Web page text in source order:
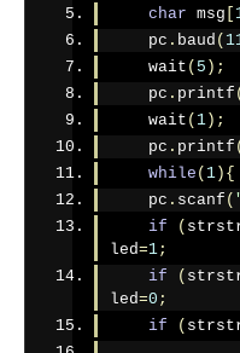
char msg
    pc
. baud (
    wait
( 5 );
    pc
. printf (
    wait
( 1);
    pc
. printf (
while ( 1){
    pc
. scanf (
if
(
led=1;
if
(
led=0 ;
if
(